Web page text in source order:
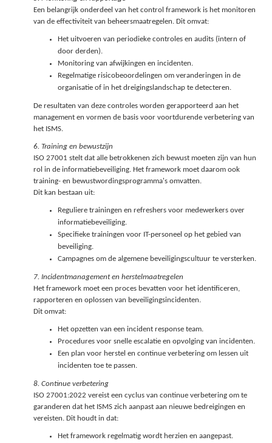
Een belangrijk onderdeel van het control framework is het monitoren
van de effectiviteit van beheersmaatregelen. Dit omvat:
Het uitvoeren van periodieke controles en audits (intern of
door derden).
Monitoring van afwijkingen en incidenten.
Regelmatige risicobeoordelingen om veranderingen in de
organisatie of in het dreigingslandschap te detecteren.
De resultaten van deze controles worden gerapporteerd aan het
management en vormen de basis voor voortdurende verbetering van
het ISMS.
6. Training en bewustzijn
ISO 27001 stelt dat alle betrokkenen zich bewust moeten zijn van hun
rol in de informatiebeveiliging. Het framework moet daarom ook
training- en bewustwordingsprogramma's omvatten.
Dit kan bestaan uit:
Reguliere trainingen en refreshers voor medewerkers over
informatiebeveiliging.
Specifieke trainingen voor IT-personeel op het gebied van
beveiliging.
Campagnes om de algemene beveiligingscultuur te versterken.
7. Incidentmanagement en herstelmaatregelen
Het framework moet een proces bevatten voor het identificeren,
rapporteren en oplossen van beveiligingsincidenten.
Dit omvat:
Het opzetten van een incident response team.
Procedures voor snelle escalatie en opvolging van incidenten.
Een plan voor herstel en continue verbetering om lessen uit
incidenten toe te passen.
8. Continue verbetering
ISO 27001:2022 vereist een cyclus van continue verbetering om te
garanderen dat het ISMS zich aanpast aan nieuwe bedreigingen en
vereisten. Dit houdt in dat:
Het framework regelmatig wordt herzien en aangepast.